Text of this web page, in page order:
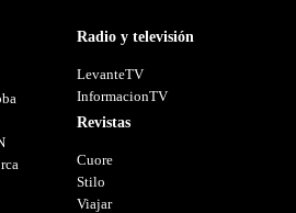
Radio y televisión
LevanteTV
InformacionTV
Revistas
Cuore
Stilo
Viajar